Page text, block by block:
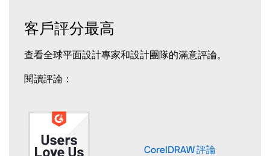
客戶評分最高
查看全球平面設計專家和設計團隊的滿意評論。
閱讀評論：
CorelDRAW 評論